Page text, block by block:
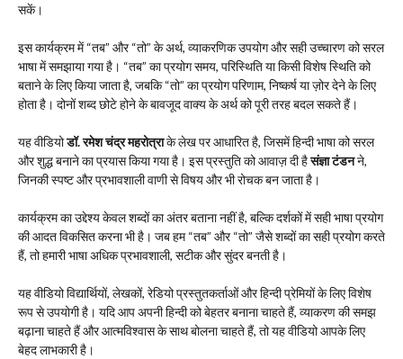
सकें।
इस कार्यक्रम में “तब” और “तो” के अर्थ, व्याकरणिक उपयोग और सही उच्चारण को सरल
भाषा में समझाया गया है। “तब” का प्रयोग समय, परिस्थिति या किसी विशेष स्थिति को
बताने के लिए किया जाता है, जबकि “तो” का प्रयोग परिणाम, निष्कर्ष या ज़ोर देने के लिए
होता है। दोनों शब्द छोटे होने के बावजूद वाक्य के अर्थ को पूरी तरह बदल सकते हैं।
यह वीडियोडॉ. रमेश चंद्र महरोत्राके लेख पर आधारित है, जिसमें हिन्दी भाषा को सरल
और शुद्ध बनाने का प्रयास किया गया है। इस प्रस्तुति को आवाज़ दी हैसंज्ञा टंडनने,
जिनकी स्पष्ट और प्रभावशाली वाणी से विषय और भी रोचक बन जाता है।
कार्यक्रम का उद्देश्य केवल शब्दों का अंतर बताना नहीं है, बल्कि दर्शकों में सही भाषा प्रयोग
की आदत विकसित करना भी है। जब हम “तब” और “तो” जैसे शब्दों का सही प्रयोग करते
हैं, तो हमारी भाषा अधिक प्रभावशाली, सटीक और सुंदर बनती है।
यह वीडियो विद्यार्थियों, लेखकों, रेडियो प्रस्तुतकर्ताओं और हिन्दी प्रेमियों के लिए विशेष
रूप से उपयोगी है। यदि आप अपनी हिन्दी को बेहतर बनाना चाहते हैं, व्याकरण की समझ
बढ़ाना चाहते हैं और आत्मविश्वास के साथ बोलना चाहते हैं, तो यह वीडियो आपके लिए
बेहद लाभकारी है।